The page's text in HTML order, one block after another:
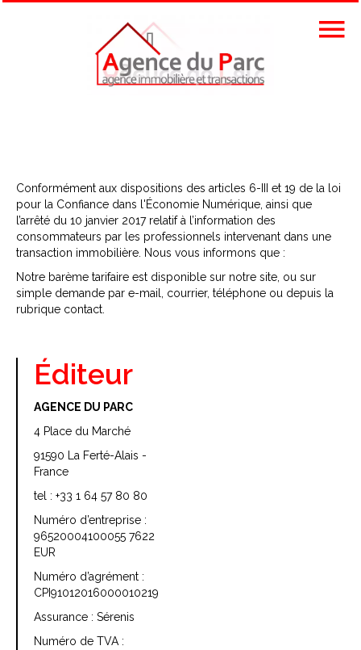
Conformément aux dispositions des articles 6-III et 19 de la loi
pour la Confiance dans l'Économie Numérique, ainsi que
l’arrêté du 10 janvier 2017 relatif à l’information des
consommateurs par les professionnels intervenant dans une
transaction immobilière. Nous vous informons que :
Notre barème tarifaire est disponible sur notre site, ou sur
simple demande par e-mail, courrier, téléphone ou depuis la
rubrique contact.
Éditeur
AGENCE DU PARC
4 Place du Marché
91590 La Ferté-Alais -
France
tel : +33 1 64 57 80 80
Numéro d’entreprise :
96520004100055 7622
EUR
Numéro d’agrément :
CPI91012016000010219
Assurance : Sérenis
Numéro de TVA :